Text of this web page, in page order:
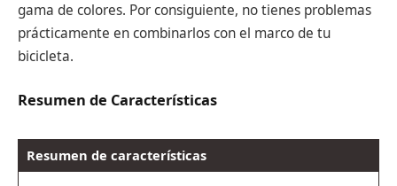
gama de colores. Por consiguiente, no tienes problemas
prácticamente en combinarlos con el marco de tu
bicicleta.
Resumen de Características
Resumen de características